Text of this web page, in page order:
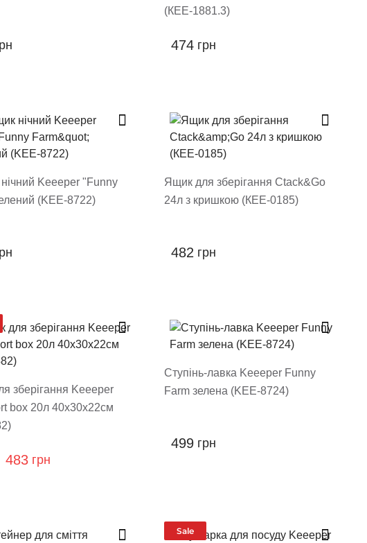
(КЕЕ-1881.3)
474 грн
Keeeper "Funny
(KEE-8722)
Ящик для зберігання Ctack&Go
24л з кришкою (КЕЕ-0185)
482 грн
зберігання Keeeper
box 20л 40х30х22см
483 грн
Ступінь-лавка Keeeper Funny
Farm зелена (KEE-8724)
499 грн
Sale